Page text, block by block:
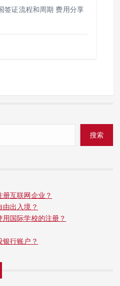
签证流程和周期 费用分享
搜索
互联网企业？
出入境？
国际学校的注册？
行账户？